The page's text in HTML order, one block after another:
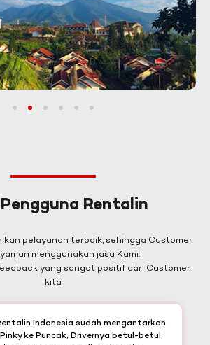
3 4 5 6
Rentalin
pelayanan terbaik, sehingga Customer
menggunakan jasa Kami.
yang sangat positif dari Customer
kita
Indonesia sudah mengantarkan
ke Puncak, Drivernya betul-betul